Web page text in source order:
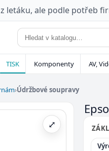
letáku, ale podle potřeb
TISK Komponenty AV,
›Údržbové soupravy
⤢